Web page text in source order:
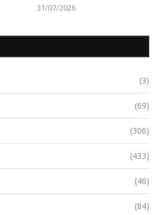
31/07/2026
(3)
(69)
(306)
(433)
(46)
(84)